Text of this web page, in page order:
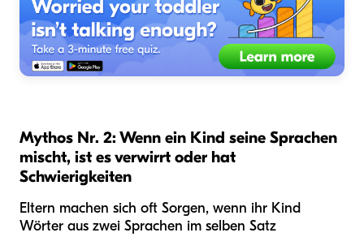
Mythos Nr. 2: Wenn ein Kind seine Sprachen
mischt, ist es verwirrt oder hat
Schwierigkeiten
Eltern machen sich oft Sorgen, wenn ihr Kind
Wörter aus zwei Sprachen im selben Satz